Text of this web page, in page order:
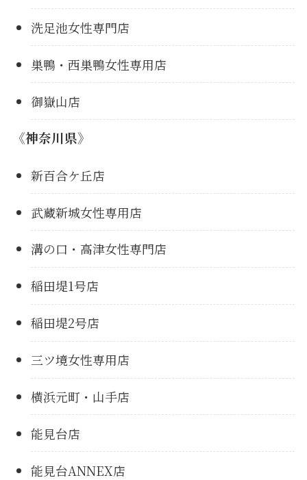
洗足池女性専門店
巣鴨・西巣鴨女性専用店
御嶽山店
《神奈川県》
新百合ケ丘店
武蔵新城女性専用店
溝の口・高津女性専門店
稲田堤1号店
稲田堤2号店
三ツ境女性専用店
横浜元町・山手店
能見台店
能見台ANNEX店